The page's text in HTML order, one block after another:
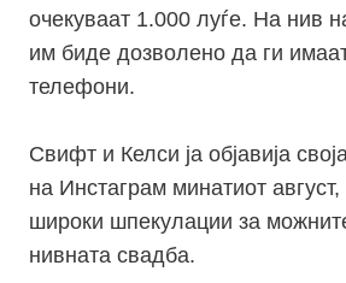
очекуваат 1.000 луѓе. На нив
им биде дозволено да ги
телефони.
Свифт и Келси ја објавија
на Инстаграм минатиот август,
широки шпекулации за
нивната свадба.